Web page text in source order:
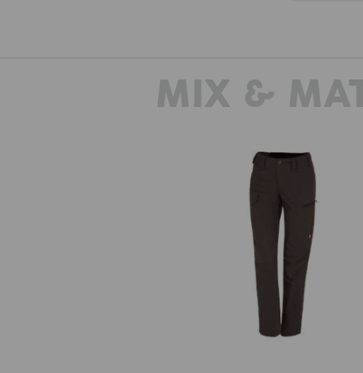
MIX &
e.s. Pantalon de travail pocket,
femmes